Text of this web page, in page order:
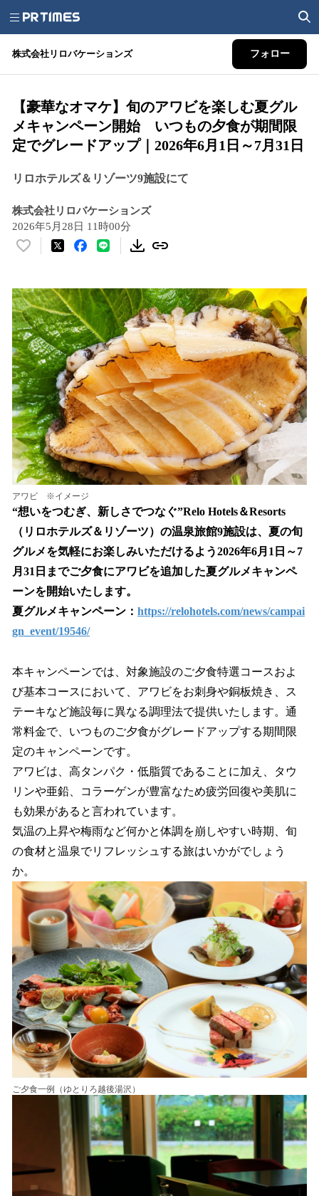
株式会社リロバケーションズ フォロー
【豪華なオマケ】旬のアワビを楽しむ夏グル
メキャンペーン開始 いつもの夕食が期間限
定でグレードアップ｜2026年6月1日～7月31日
リロホテルズ＆リゾーツ9施設にて
株式会社リロバケーションズ
2026年5月28日 11時00分
い
！
数
を
読
み
込
み
中
で
す
アワビ ※イメージ
“想いをつむぎ、新しさでつなぐ”Relo Hotels＆Resorts
（リロホテルズ＆リゾーツ）の温泉旅館9施設は、夏の旬
グルメを気軽にお楽しみいただけるよう2026年6月1日～7
月31日までご夕食にアワビを追加した夏グルメキャンペ
ーンを開始いたします。
夏グルメキャンペーン： https://relohotels.com/news/campai
gn_event/19546/
本キャンペーンでは、対象施設のご夕食特選コースおよ
び基本コースにおいて、アワビをお刺身や銅板焼き、ス
テーキなど施設毎に異なる調理法で提供いたします。通
常料金で、いつものご夕食がグレードアップする期間限
定のキャンペーンです。
アワビは、高タンパク・低脂質であることに加え、タウ
リンや亜鉛、コラーゲンが豊富なため疲労回復や美肌に
も効果があると言われています。
気温の上昇や梅雨など何かと体調を崩しやすい時期、旬
の食材と温泉でリフレッシュする旅はいかがでしょう
か。
ご夕食一例（ゆとりろ越後湯沢）